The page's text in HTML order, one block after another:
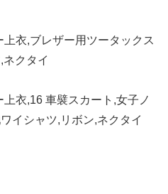
衣,ブレザー用ツータックス
クタイ
衣,16 車襞スカート,女子ノ
イシャツ,リボン,ネクタイ